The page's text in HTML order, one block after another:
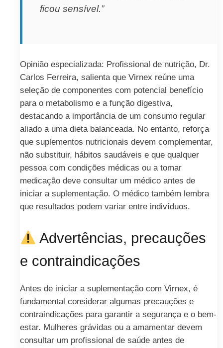
ficou sensível.”
Opinião especializada: Profissional de nutrição, Dr.
Carlos Ferreira, salienta que Virnex reúne uma
seleção de componentes com potencial benefício
para o metabolismo e a função digestiva,
destacando a importância de um consumo regular
aliado a uma dieta balanceada. No entanto, reforça
que suplementos nutricionais devem complementar,
não substituir, hábitos saudáveis e que qualquer
pessoa com condições médicas ou a tomar
medicação deve consultar um médico antes de
iniciar a suplementação. O médico também lembra
que resultados podem variar entre indivíduos.
Advertências, precauções
e contraindicações
Antes de iniciar a suplementação com Virnex, é
fundamental considerar algumas precauções e
contraindicações para garantir a segurança e o bem-
estar. Mulheres grávidas ou a amamentar devem
consultar um profissional de saúde antes de